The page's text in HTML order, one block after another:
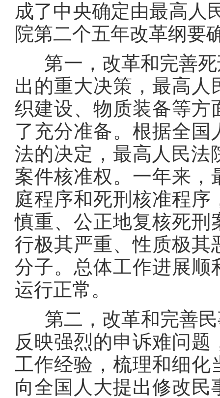
成了中央确定由最高人
院第二个五年改革纲要
第一，改革和完善死
出的重大决策，最高
织建设、物质装备等方
了充分准备。根据全
法的决定，最高人民法
案件核准权。一年来
庭程序和死刑核准程
慎重、公正地复核死刑
行极其严重、性质极其
分子。总体工作进展顺
运行正常。
第二，改革和完善民
反映强烈的申诉难问
工作经验，梳理和细化
向全国人大提出修改